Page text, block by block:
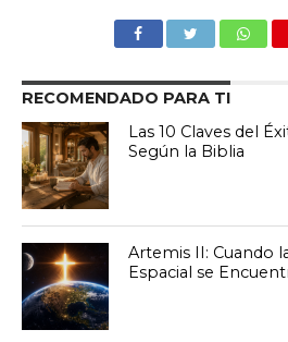
RECOMENDADO PARA TI
Las 10 Claves del
Según la Biblia
Artemis II: Cuando
Espacial se